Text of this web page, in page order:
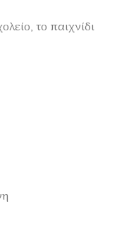
το παιχνίδι